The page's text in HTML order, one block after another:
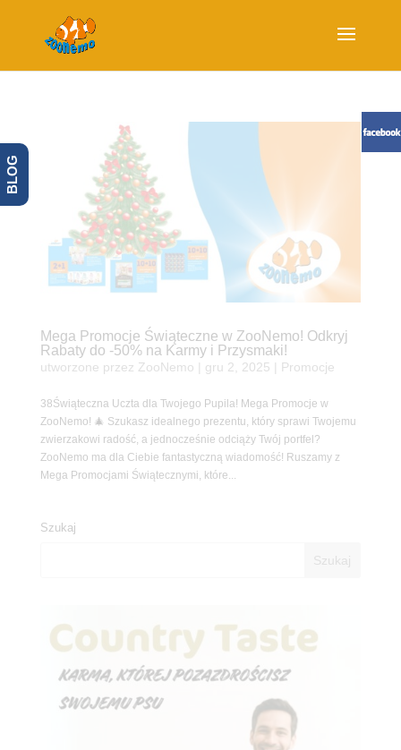
Mega Promocje Świąteczne w ZooNemo! Odkryj
Rabaty do -50% na Karmy i Przysmaki!
utworzone przez ZooNemo gru 2, 2025 Promocje
38Świąteczna Uczta dla Twojego Pupila! Mega Promocje w
ZooNemo! 🎄 Szukasz idealnego prezentu, który sprawi Twojemu
zwierzakowi radość, a jednocześnie odciąży Twój portfel?
ZooNemo ma dla Ciebie fantastyczną wiadomość! Ruszamy z
Mega Promocjami Świątecznymi, które...
Szukaj
BLOG